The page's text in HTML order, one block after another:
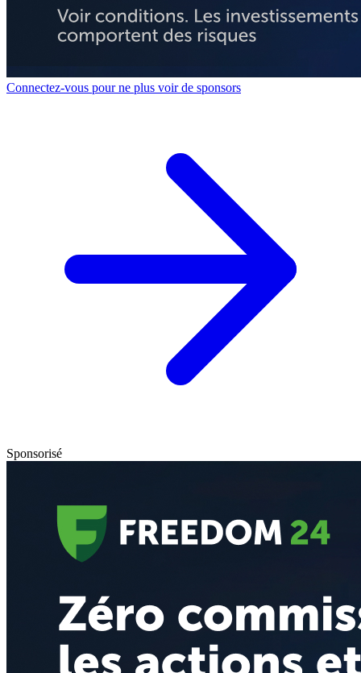
Connectez-vous pour ne plus voir de sponsors
Sponsorisé